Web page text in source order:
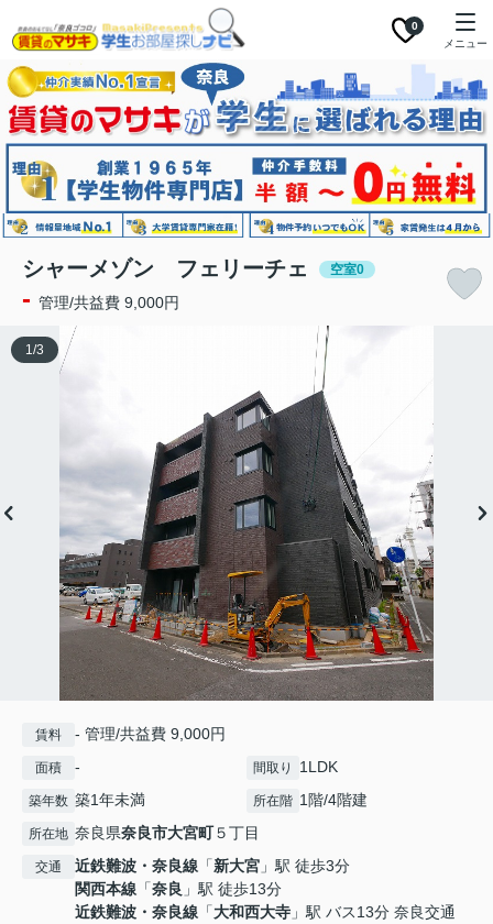
0
メニュー
シャーメゾン フェリーチェ 空室0
- 管理/共益費 9,000円
1/3
賃料 - 管理/共益費 9,000円
面積 - 間取り 1LDK
築年数 築1年未満 所在階 1階/4階建
所在地 奈良県奈良市大宮町５丁目
交通 近鉄難波・奈良線 「新大宮 」駅 徒歩3分
関西本線 「奈良 」駅 徒歩13分
近鉄難波・奈良線 「大和西大寺 」駅 バス13分 奈良交通